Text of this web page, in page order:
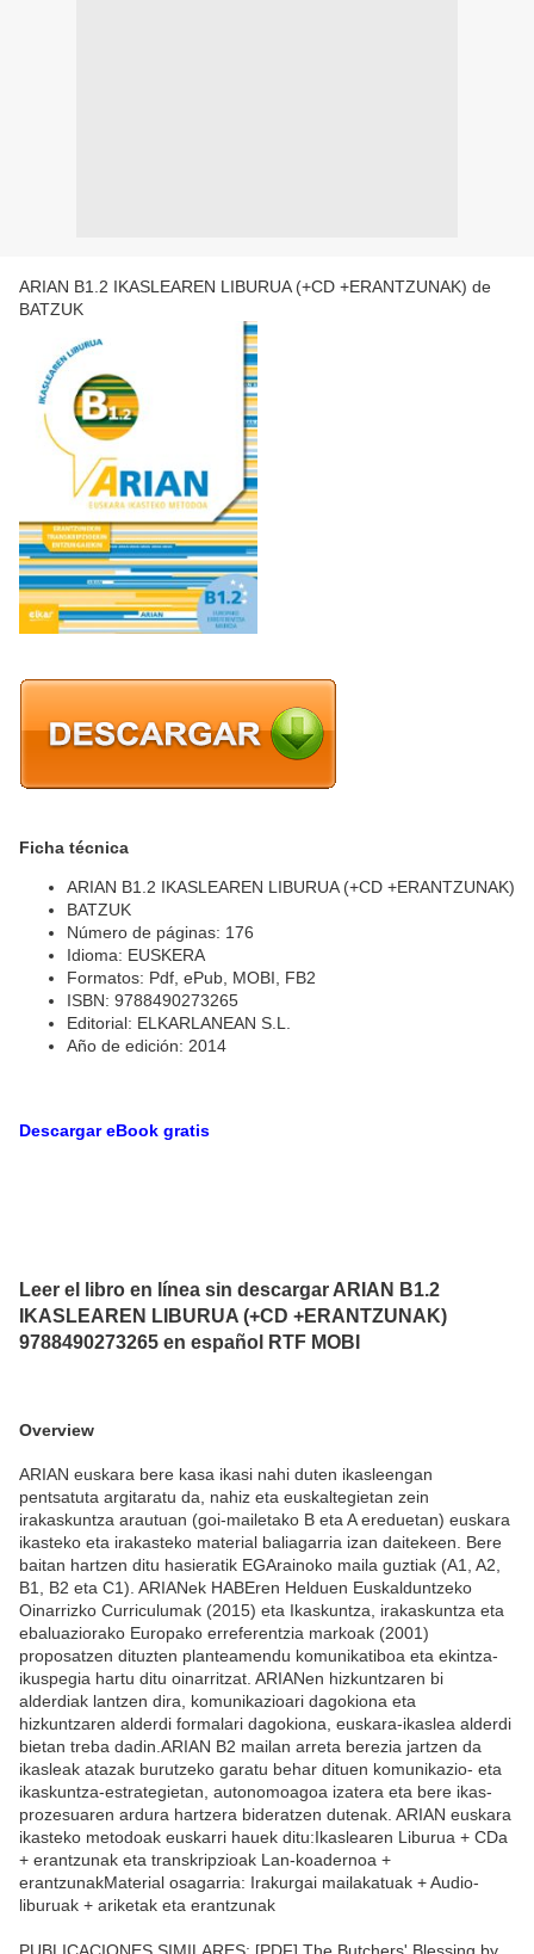
ARIAN B1.2 IKASLEAREN LIBURUA (+CD +ERANTZUNAK) de
BATZUK
Ficha técnica
ARIAN B1.2 IKASLEAREN LIBURUA (+CD +ERANTZUNAK)
BATZUK
Número de páginas: 176
Idioma: EUSKERA
Formatos: Pdf, ePub, MOBI, FB2
ISBN: 9788490273265
Editorial: ELKARLANEAN S.L.
Año de edición: 2014
Descargar eBook gratis
Leer el libro en línea sin descargar ARIAN B1.2
IKASLEAREN LIBURUA (+CD +ERANTZUNAK)
9788490273265 en español RTF MOBI
Overview
ARIAN euskara bere kasa ikasi nahi duten ikasleengan
pentsatuta argitaratu da, nahiz eta euskaltegietan zein
irakaskuntza arautuan (goi-mailetako B eta A ereduetan) euskara
ikasteko eta irakasteko material baliagarria izan daitekeen. Bere
baitan hartzen ditu hasieratik EGArainoko maila guztiak (A1, A2,
B1, B2 eta C1). ARIANek HABEren Helduen Euskalduntzeko
Oinarrizko Curriculumak (2015) eta Ikaskuntza, irakaskuntza eta
ebaluaziorako Europako erreferentzia markoak (2001)
proposatzen dituzten planteamendu komunikatiboa eta ekintza-
ikuspegia hartu ditu oinarritzat. ARIANen hizkuntzaren bi
alderdiak lantzen dira, komunikazioari dagokiona eta
hizkuntzaren alderdi formalari dagokiona, euskara-ikaslea alderdi
bietan treba dadin.ARIAN B2 mailan arreta berezia jartzen da
ikasleak atazak burutzeko garatu behar dituen komunikazio- eta
ikaskuntza-estrategietan, autonomoagoa izatera eta bere ikas-
prozesuaren ardura hartzera bideratzen dutenak. ARIAN euskara
ikasteko metodoak euskarri hauek ditu:Ikaslearen Liburua + CDa
+ erantzunak eta transkripzioak Lan-koadernoa +
erantzunakMaterial osagarria: Irakurgai mailakatuak + Audio-
liburuak + ariketak eta erantzunak